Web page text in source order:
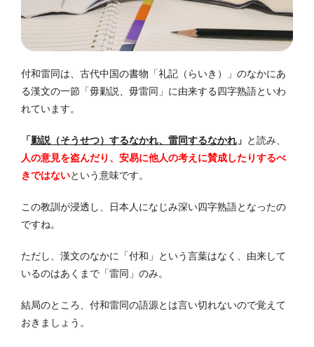
付和雷同は、古代中国の書物「礼記（らいき）」のなかにあ
る漢文の一節「毋勦説、毋雷同」に由来する四字熟語といわ
れています。
「勦説（そうせつ）するなかれ、雷同するなかれ 」 と読み、
人の意見を盗んだり、安易に他人の考えに賛成したりするべ
きではないという意味です。
この教訓が浸透し、日本人になじみ深い四字熟語となったの
ですね。
ただし、漢文のなかに「付和」という言葉はなく、由来して
いるのはあくまで「雷同」のみ。
結局のところ、付和雷同の語源とは言い切れないので覚えて
おきましょう。